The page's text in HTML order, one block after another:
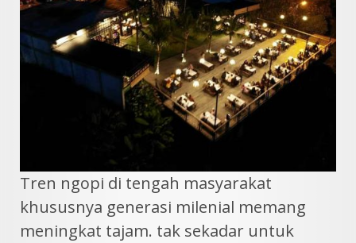
Tren ngopi di tengah masyarakat
khususnya generasi milenial memang
meningkat tajam. tak sekadar untuk